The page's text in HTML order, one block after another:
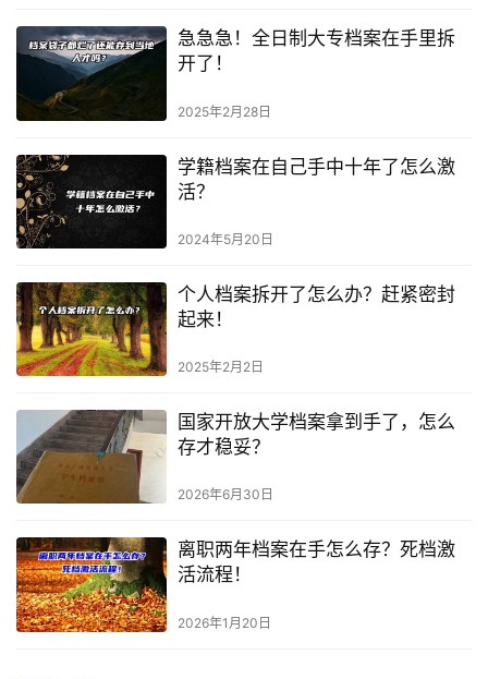
急急急！全日制大专档案在手里拆
开了！
2025年2月28日
学籍档案在自己手中十年了怎么激
活？
2024年5月20日
个人档案拆开了怎么办？赶紧密封
起来！
2025年2月2日
国家开放大学档案拿到手了，怎么
存才稳妥？
2026年6月30日
离职两年档案在手怎么存？死档激
活流程！
2026年1月20日